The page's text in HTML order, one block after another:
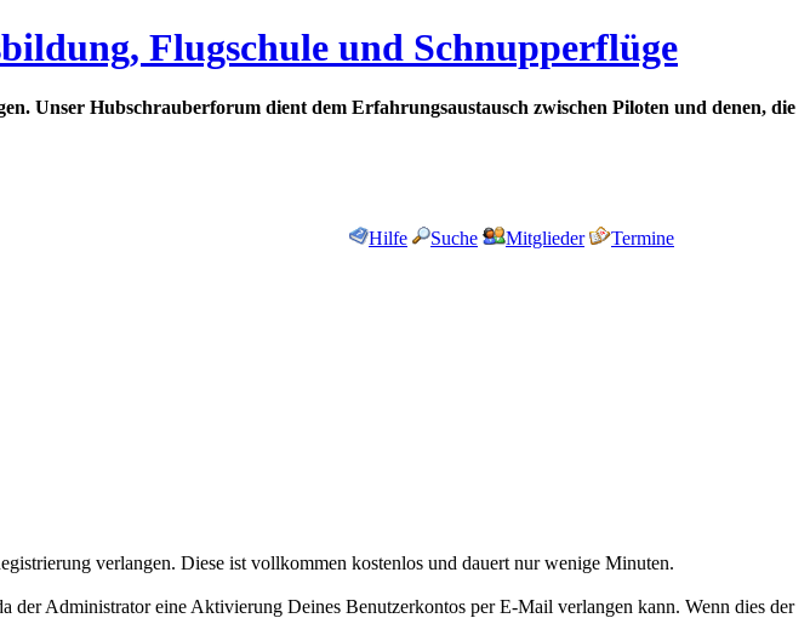
Flugschule und Schnupperflüge
Unser Hubschrauberforum dient dem Erfahrungsaustausch zwischen Piloten und denen, die
Hilfe Suche Mitglieder Termine
verlangen. Diese ist vollkommen kostenlos und dauert nur wenige Minuten.
Administrator eine Aktivierung Deines Benutzerkontos per E-Mail verlangen kann. Wenn dies der